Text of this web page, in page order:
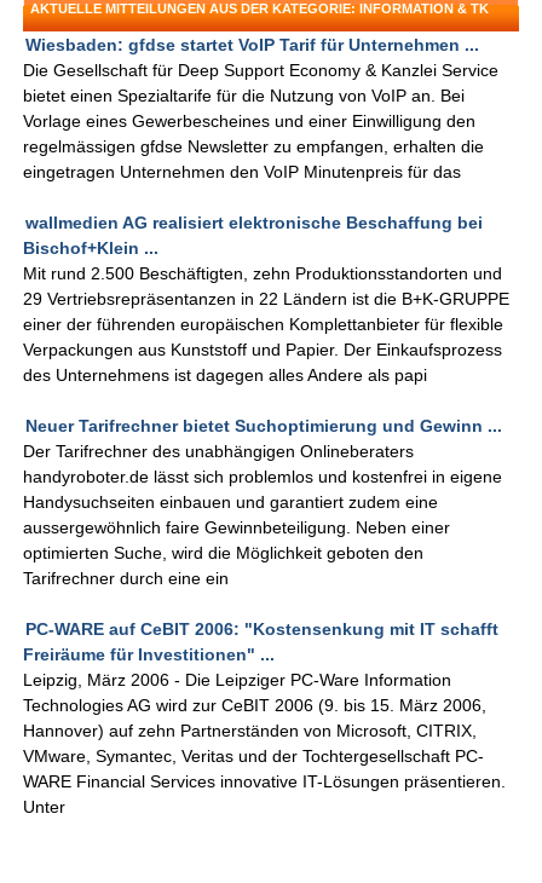
AKTUELLE MITTEILUNGEN AUS DER KATEGORIE: INFORMATION & TK
Wiesbaden: gfdse startet VoIP Tarif für Unternehmen ...
Die Gesellschaft für Deep Support Economy & Kanzlei Service
bietet einen Spezialtarife für die Nutzung von VoIP an. Bei
Vorlage eines Gewerbescheines und einer Einwilligung den
regelmässigen gfdse Newsletter zu empfangen, erhalten die
eingetragen Unternehmen den VoIP Minutenpreis für das
wallmedien AG realisiert elektronische Beschaffung bei
Bischof+Klein ...
Mit rund 2.500 Beschäftigten, zehn Produktionsstandorten und
29 Vertriebsrepräsentanzen in 22 Ländern ist die B+K-GRUPPE
einer der führenden europäischen Komplettanbieter für flexible
Verpackungen aus Kunststoff und Papier. Der Einkaufsprozess
des Unternehmens ist dagegen alles Andere als papi
Neuer Tarifrechner bietet Suchoptimierung und Gewinn ...
Der Tarifrechner des unabhängigen Onlineberaters
handyroboter.de lässt sich problemlos und kostenfrei in eigene
Handysuchseiten einbauen und garantiert zudem eine
aussergewöhnlich faire Gewinnbeteiligung. Neben einer
optimierten Suche, wird die Möglichkeit geboten den
Tarifrechner durch eine ein
PC-WARE auf CeBIT 2006: "Kostensenkung mit IT schafft
Freiräume für Investitionen" ...
Leipzig, März 2006 - Die Leipziger PC-Ware Information
Technologies AG wird zur CeBIT 2006 (9. bis 15. März 2006,
Hannover) auf zehn Partnerständen von Microsoft, CITRIX,
VMware, Symantec, Veritas und der Tochtergesellschaft PC-
WARE Financial Services innovative IT-Lösungen präsentieren.
Unter